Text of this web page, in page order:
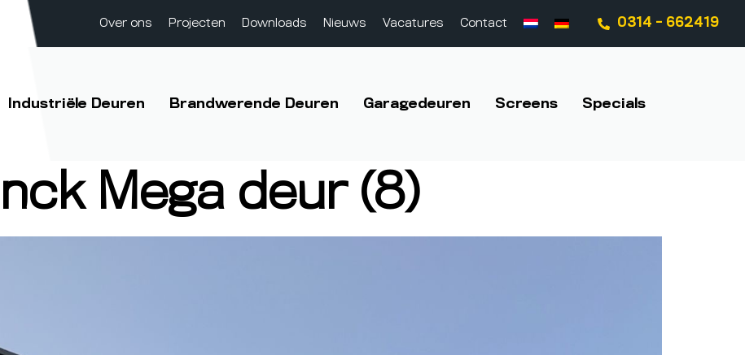
Over ons Projecten Downloads Nieuws Vacatures Contact 0314 - 662419
Industriële Deuren Brandwerende Deuren Garagedeuren Screens Specials
Mega deur (8)